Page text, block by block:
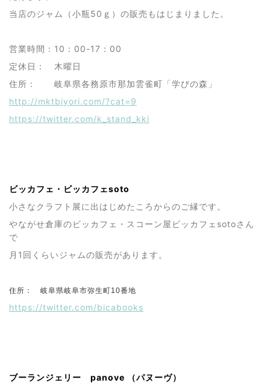
当店のジャム（小瓶50ｇ）の販売もはじまりました。
営業時間：10：00-17：00
定休日： 木曜日
住所： 岐阜県各務原市那加雲雀町「学びの森」
http://mktbiyori.com/?cat=9
https://twitter.com/k_stand_kki
ビッカフェ・ビッカフェsoto
小さなクラフト展に出はじめたころからのご縁です。
やながせ倉庫のビッカフェ・スコーン屋ビッカフェsotoさん
で
月1回くらいジャムの販売があります。
住所： 岐阜県岐阜市弥生町10番地
https://twitter.com/bicabooks
ブーランジェリー panove （パヌーヴ）